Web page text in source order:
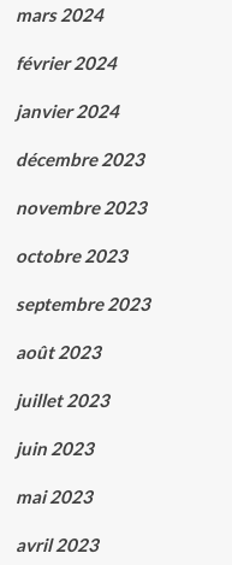
mars 2024
février 2024
janvier 2024
décembre 2023
novembre 2023
octobre 2023
septembre 2023
août 2023
juillet 2023
juin 2023
mai 2023
avril 2023